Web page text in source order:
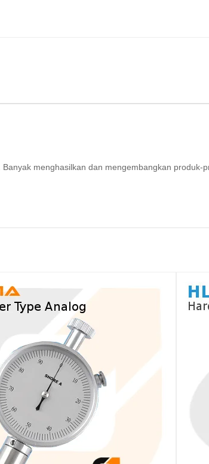
menghasilkan dan mengembangkan produk-